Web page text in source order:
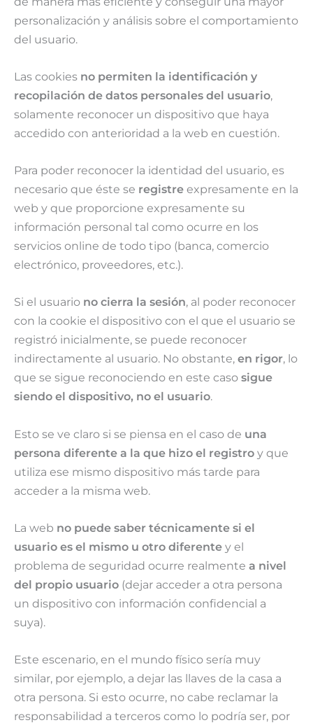
personalización y análisis sobre el comportamiento
del usuario.
Las cookies no permiten la identificación y
recopilación de datos personales del usuario,
solamente reconocer un dispositivo que haya
accedido con anterioridad a la web en cuestión.
Para poder reconocer la identidad del usuario, es
necesario que éste se registre expresamente en la
web y que proporcione expresamente su
información personal tal como ocurre en los
servicios online de todo tipo (banca, comercio
electrónico, proveedores, etc.).
Si el usuario no cierra la sesión, al poder reconocer
con la cookie el dispositivo con el que el usuario se
registró inicialmente, se puede reconocer
indirectamente al usuario. No obstante, en rigor, lo
que se sigue reconociendo en este caso sigue
siendo el dispositivo, no el usuario.
Esto se ve claro si se piensa en el caso de una
persona diferente a la que hizo el registro y que
utiliza ese mismo dispositivo más tarde para
acceder a la misma web.
La web no puede saber técnicamente si el
usuario es el mismo u otro diferente y el
problema de seguridad ocurre realmente a nivel
del propio usuario (dejar acceder a otra persona
un dispositivo con información confidencial a
suya).
Este escenario, en el mundo físico sería muy
similar, por ejemplo, a dejar las llaves de la casa a
otra persona. Si esto ocurre, no cabe reclamar la
responsabilidad a terceros como lo podría ser, por